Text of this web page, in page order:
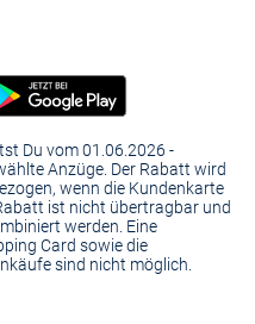
Du vom 01.06.2026 -
Anzüge. Der Rabatt wird
wenn die Kundenkarte
ist nicht übertragbar und
werden. Eine
Card sowie die
sind nicht möglich.